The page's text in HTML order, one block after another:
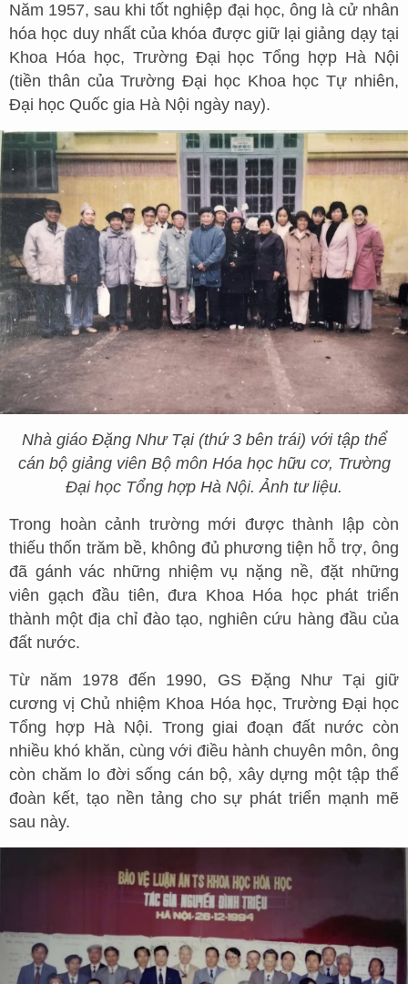
Năm 1957, sau khi tốt nghiệp đại học, ông là cử nhân
hóa học duy nhất của khóa được giữ lại giảng dạy tại
Khoa Hóa học, Trường Đại học Tổng hợp Hà Nội
(tiền thân của Trường Đại học Khoa học Tự nhiên,
Đại học Quốc gia Hà Nội ngày nay).
Nhà giáo Đặng Như Tại (thứ 3 bên trái) với tập thể
cán bộ giảng viên Bộ môn Hóa học hữu cơ, Trường
Đại học Tổng hợp Hà Nội. Ảnh tư liệu.
Trong hoàn cảnh trường mới được thành lập còn
thiếu thốn trăm bề, không đủ phương tiện hỗ trợ, ông
đã gánh vác những nhiệm vụ nặng nề, đặt những
viên gạch đầu tiên, đưa Khoa Hóa học phát triển
thành một địa chỉ đào tạo, nghiên cứu hàng đầu của
đất nước.
Từ năm 1978 đến 1990, GS Đặng Như Tại giữ
cương vị Chủ nhiệm Khoa Hóa học, Trường Đại học
Tổng hợp Hà Nội. Trong giai đoạn đất nước còn
nhiều khó khăn, cùng với điều hành chuyên môn, ông
còn chăm lo đời sống cán bộ, xây dựng một tập thể
đoàn kết, tạo nền tảng cho sự phát triển mạnh mẽ
sau này.